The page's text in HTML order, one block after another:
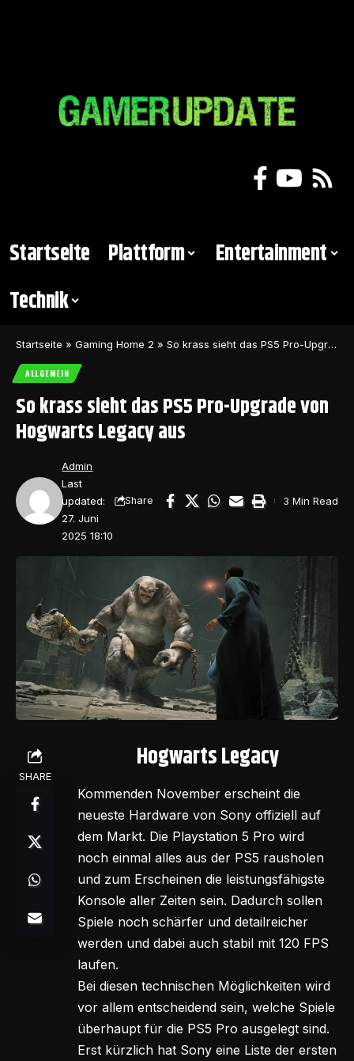
Startseite Plattform
Entertainment
Technik
Startseite » Gaming Home 2 » So krass sieht das PS5 Pro-Upgrade von Hogwarts Legacy aus
ALLGEMEIN
So krass sieht das PS5 Pro-Upgrade von
Hogwarts Legacy aus
Last
updated:
27. Juni
2025 18:10
Admin
Share 3 Min Read
SHARE
Hogwarts Legacy
Kommenden November erscheint die
neueste Hardware von Sony offiziell auf
dem Markt. Die Playstation 5 Pro wird
noch einmal alles aus der PS5 rausholen
und zum Erscheinen die leistungsfähigste
Konsole aller Zeiten sein. Dadurch sollen
Spiele noch schärfer und detailreicher
werden und dabei auch stabil mit 120 FPS
laufen.
Bei diesen technischen Möglichkeiten wird
vor allem entscheidend sein, welche Spiele
überhaupt für die PS5 Pro ausgelegt sind.
Erst kürzlich hat Sony eine Liste der ersten